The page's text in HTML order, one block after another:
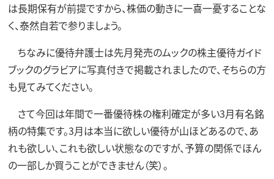
は長期保有が前提ですから、株価の動きに一喜一憂することな
く、泰然自若で参りましょう。
ちなみに優待弁護士は先月発売のムックの株主優待ガイド
ブックのグラビアに写真付きで掲載されましたので、そちらの方
も見てみてください。
さて今回は年間で一番優待株の権利確定が多い3月有名銘
柄の特集です。3月は本当に欲しい優待が山ほどあるので、あ
れも欲しい、これも欲しい状態なのですが、予算の関係でほん
の一部しか買うことができません（笑）。